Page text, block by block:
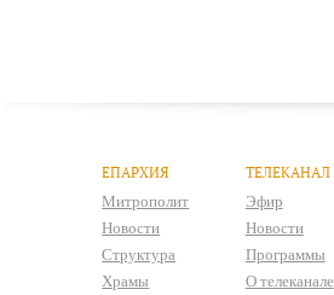
ЕПАРХИЯ
Митрополит
Новости
Структура
Храмы
ТЕЛЕКАНАЛ
Эфир
Новости
Программы
О телеканале